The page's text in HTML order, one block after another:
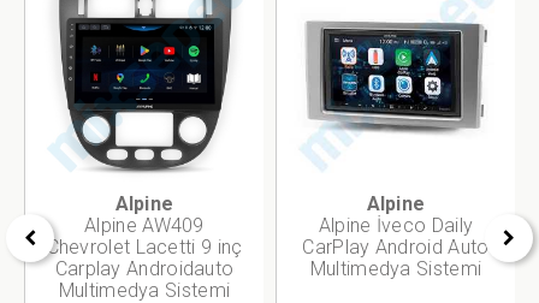
Alpine
Alpine AW409
Chevrolet Lacetti 9 inç
Carplay Androidauto
Multimedya Sistemi
Alpine
Alpine İveco Daily
CarPlay Android Auto
Multimedya Sistemi